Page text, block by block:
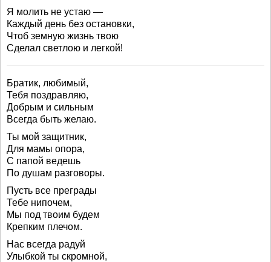
Я молить не устаю —
Каждый день без остановки,
Чтоб земную жизнь твою
Сделал светлою и легкой!
Братик, любимый,
Тебя поздравляю,
Добрым и сильным
Всегда быть желаю.
Ты мой защитник,
Для мамы опора,
С папой ведешь
По душам разговоры.
Пусть все преграды
Тебе нипочем,
Мы под твоим будем
Крепким плечом.
Нас всегда радуй
Улыбкой ты скромной,